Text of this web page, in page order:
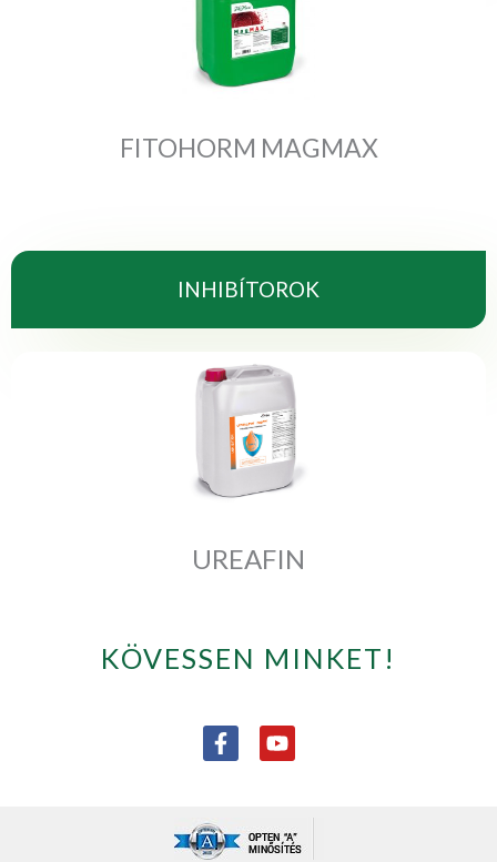
FITOHORM MAGMAX
INHIBÍTOROK
UREAFIN
KÖVESSEN MINKET!
F
a
b
o
Y
o
u
b